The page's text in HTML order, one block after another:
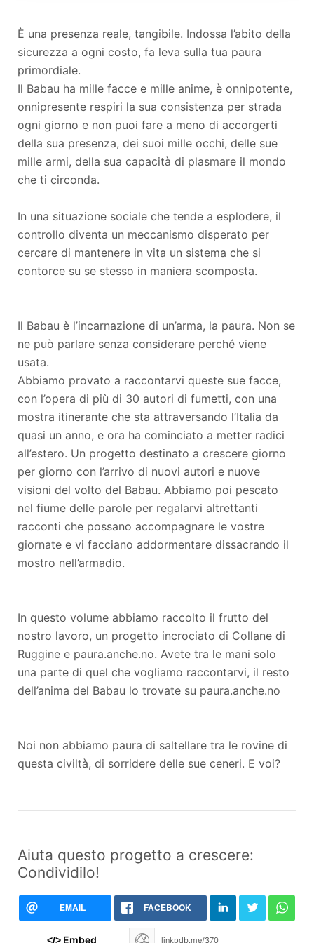
È una presenza reale, tangibile. Indossa l’abito della
sicurezza a ogni costo, fa leva sulla tua paura
primordiale.
Il Babau ha mille facce e mille anime, è onnipotente,
onnipresente respiri la sua consistenza per strada
ogni giorno e non puoi fare a meno di accorgerti
della sua presenza, dei suoi mille occhi, delle sue
mille armi, della sua capacità di plasmare il mondo
che ti circonda.
In una situazione sociale che tende a esplodere, il
controllo diventa un meccanismo disperato per
cercare di mantenere in vita un sistema che si
contorce su se stesso in maniera scomposta.
Il Babau è l’incarnazione di un’arma, la paura. Non se
ne può parlare senza considerare perché viene
usata.
Abbiamo provato a raccontarvi queste sue facce,
con l’opera di più di 30 autori di fumetti, con una
mostra itinerante che sta attraversando l’Italia da
quasi un anno, e ora ha cominciato a metter radici
all’estero. Un progetto destinato a crescere giorno
per giorno con l’arrivo di nuovi autori e nuove
visioni del volto del Babau. Abbiamo poi pescato
nel fiume delle parole per regalarvi altrettanti
racconti che possano accompagnare le vostre
giornate e vi facciano addormentare dissacrando il
mostro nell’armadio.
In questo volume abbiamo raccolto il frutto del
nostro lavoro, un progetto incrociato di Collane di
Ruggine e paura.anche.no. Avete tra le mani solo
una parte di quel che vogliamo raccontarvi, il resto
dell’anima del Babau lo trovate su paura.anche.no
Noi non abbiamo paura di saltellare tra le rovine di
questa civiltà, di sorridere delle sue ceneri. E voi?
Aiuta questo progetto a crescere:
Condividilo!
EMAIL FACEBOOK
</>Embed